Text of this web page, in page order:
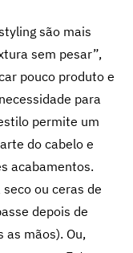
são mais
sem pesar”,
pouco produto e
para
permite um
do cabelo e
acabamentos.
ou ceras de
depois de
as mãos). Ou,